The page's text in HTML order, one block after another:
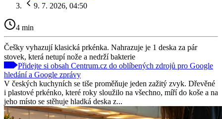
9. 7. 2026, 04:50
4 min
Češky vyhazují klasická prkénka. Nahrazuje je 1 deska za pár
stovek, která netupí nože a nedrží bakterie
Přidejte si obsah Centrum.cz do oblíbených zdrojů pro Google
hledání a Google zprávy
V českých kuchyních se tiše proměňuje jeden zažitý zvyk. Dřevěné
i plastové prkénko, které roky sloužilo na všechno, míří do koše a na
jeho místo se stěhuje hladká deska z...